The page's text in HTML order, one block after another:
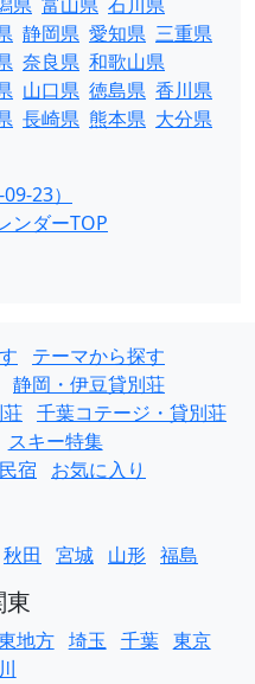
静岡県 愛知県 三重県
奈良県 和歌山県
山口県 徳島県 香川県
長崎県 熊本県 大分県
23）
ンダーTOP
テーマから探す
静岡・伊豆貸別荘
千葉コテージ・貸別荘
スキー特集
宿 お気に入り
秋田 宮城 山形 福島
東
地方 埼玉 千葉 東京